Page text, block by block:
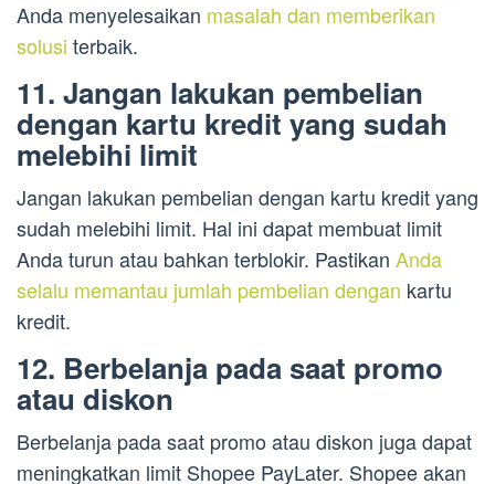
Anda menyelesaikan masalah dan memberikan
solusi terbaik.
11. Jangan lakukan pembelian
dengan kartu kredit yang sudah
melebihi limit
Jangan lakukan pembelian dengan kartu kredit yang
sudah melebihi limit. Hal ini dapat membuat limit
Anda turun atau bahkan terblokir. Pastikan Anda
selalu memantau jumlah pembelian dengan kartu
kredit.
12. Berbelanja pada saat promo
atau diskon
Berbelanja pada saat promo atau diskon juga dapat
meningkatkan limit Shopee PayLater. Shopee akan